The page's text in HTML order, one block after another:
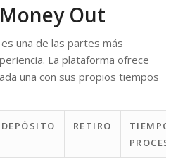
Out
una de las partes más
La plataforma ofrece
una con sus propios tiempos
DEPÓSITO RETIRO
TIEMPO DE